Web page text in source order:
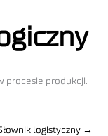
procesie produkcji.
logistyczny →